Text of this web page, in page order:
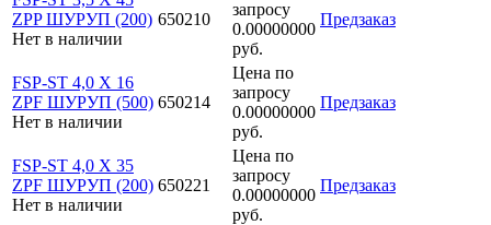
ZPP ШУРУП (200)
Нет в наличии
650210
запросу
0.00000000
руб.
Предзаказ
FSP-ST 4,0 X 16
ZPF ШУРУП (500)
Нет в наличии
650214
Цена по
запросу
0.00000000
руб.
Предзаказ
FSP-ST 4,0 X 35
ZPF ШУРУП (200)
Нет в наличии
650221
Цена по
запросу
0.00000000
руб.
Предзаказ